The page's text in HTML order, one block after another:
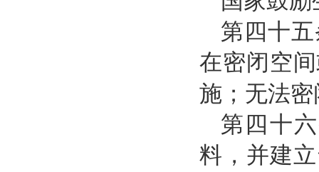
第四十
在密闭空
施；无法
第四十
料，并建